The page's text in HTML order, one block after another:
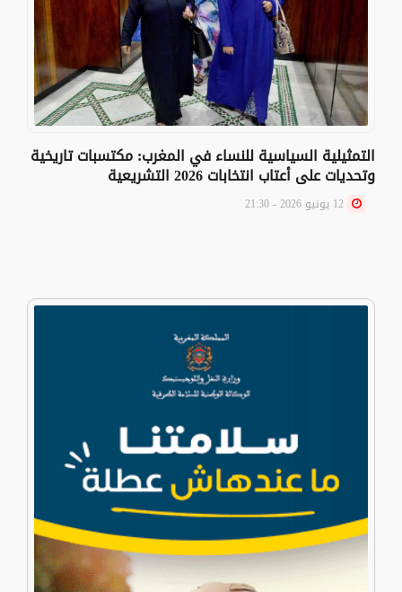
التمثيلية السياسية للنساء في المغرب: مكتسبات تاريخية
وتحديات على أعتاب انتخابات 2026 التشريعية